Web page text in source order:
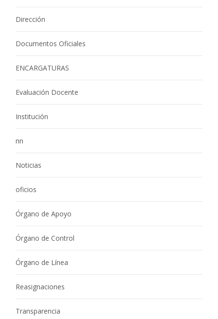
Dirección
Documentos Oficiales
ENCARGATURAS
Evaluación Docente
Institución
nn
Noticias
oficios
Órgano de Apoyo
Órgano de Control
Órgano de Línea
Reasignaciones
Transparencia